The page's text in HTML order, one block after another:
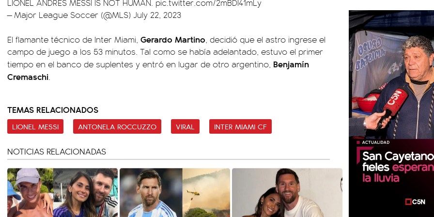
LIONEL ANDRÉS MESSI IS NOT HUMAN. pic.twitter.com/2mBDI41mLy
— Major League Soccer (@MLS) July 22, 2023
El flamante técnico de Inter Miami, Gerardo Martino, decidió que el astro ingrese el
campo de juego a los 53 minutos. Tal como se había adelantado, estuvo el primer
tiempo en el banco de suplentes y entró en lugar de otro argentino, Benjamín
Cremaschi.
TEMAS RELACIONADOS
LIONEL MESSI ANTONELA ROCCUZZO VIRAL INTER MIAMI CF
NOTICIAS RELACIONADAS